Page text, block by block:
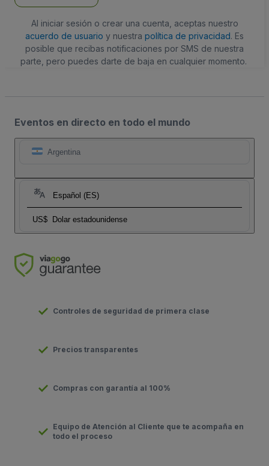
Al iniciar sesión o crear una cuenta, aceptas nuestro
acuerdo de usuario y nuestra política de privacidad. Es
posible que recibas notificaciones por SMS de nuestra
parte, pero puedes darte de baja en cualquier momento.
Eventos en directo en todo el mundo
Argentina
Español (ES)
US$ Dolar estadounidense
Controles de seguridad de primera clase
Precios transparentes
Compras con garantía al 100%
Equipo de Atención al Cliente que te acompaña en
todo el proceso